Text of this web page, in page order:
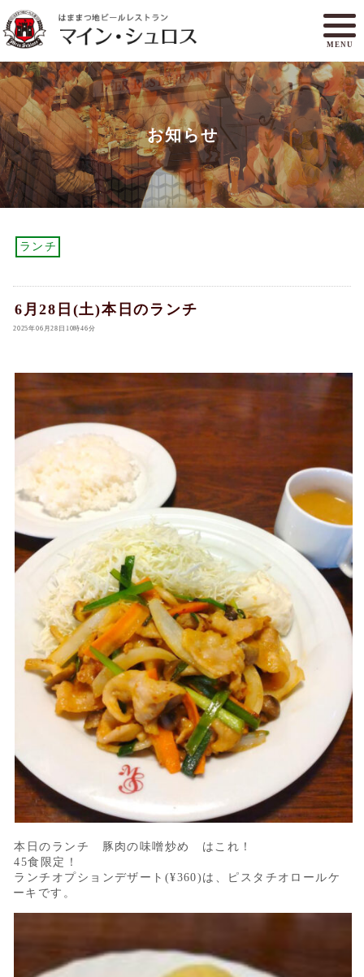
MENU
メニュー
ランチ
アクセスマップ
マイン・シュロスとは
オンラインショップ
お知らせ
ランチ
6月28日(土)本日のランチ
2025年06月28日10時46分
本日のランチ 豚肉の味噌炒め はこれ！
45食限定！
ランチオプションデザート(¥360)は、ピスタチオロールケ
ーキです。